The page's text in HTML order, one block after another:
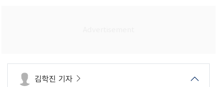
김학진 기자